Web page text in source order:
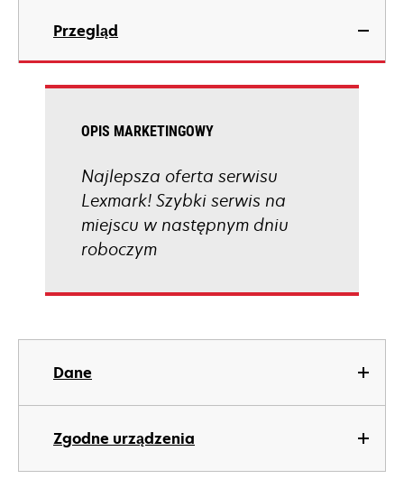
Przegląd
Dane
Zgodne urządzenia
OPIS MARKETINGOWY
Najlepsza oferta serwisu
Lexmark! Szybki serwis na
miejscu w następnym dniu
roboczym